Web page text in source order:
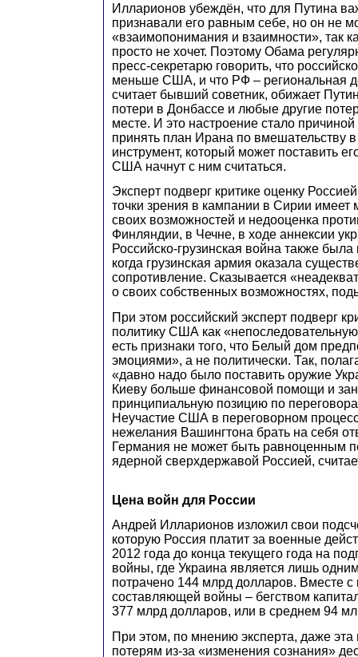
Илларионов убеждён, что для Путина
признавали его равным себе, но он не
«взаимопонимания и взаимности», так
просто не хочет. Поэтому Обама
пресс-секретарю говорить, что
меньше США, и что РФ – региональная
считает бывший советник, обижает
потери в Донбассе и любые другие
месте. И это настроение стало причиной
принять план Ирана по вмешательству
инструмент, который может поставить
США начнут с ним считаться.
Эксперт подверг критике оценку
точки зрения в кампании в Сирии имеет
своих возможностей и недооценка
Финляндии, в Чечне, в ходе аннексии
Российско-грузинская война также
когда грузинская армия оказала
сопротивление. Сказывается
о своих собственных возможностях,
При этом российский эксперт подверг
политику США как
есть признаки того, что Белый дом
эмоциями», а не политически. Так,
«давно надо было поставить оружие
Киеву больше финансовой помощи и
принципиальную позицию по
Неучастие США в переговорном
нежелания Вашингтона брать на себя
Германия не может быть равноценным
ядерной сверхдержавой Россией,
Цена войн для России
Андрей Илларионов изложил свои
которую Россия платит за военные
2012 года до конца текущего года на
войны, где Украина является лишь
потрачено 144 млрд долларов. Вместе с
составляющей войны – бегством
377 млрд долларов, или в среднем 94
При этом, по мнению эксперта, даже эта
потерям из-за «изменения сознания»